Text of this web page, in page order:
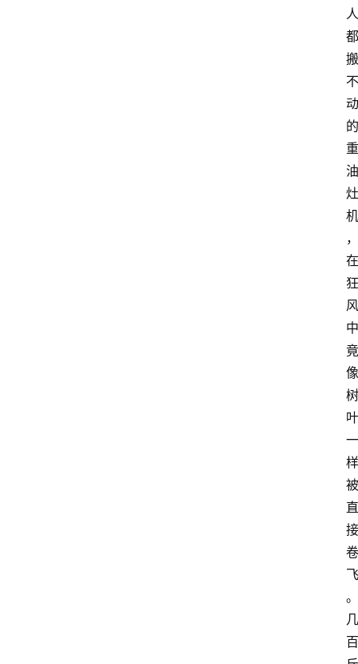
人
都
搬
不
动
的
重
油
灶
机
，
在
狂
风
中
竟
像
树
叶
一
样
被
直
接
卷
飞
。
几
百